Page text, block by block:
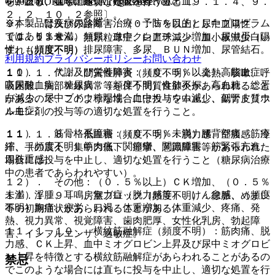
９）． 腎及び尿路障害：（０．５％以上）尿中血陽性、
（０．５％未満）頻尿、血中クレアチニン増加、尿中蛋白陽
性、（頻度不明）排尿障害、多尿、ＢＵＮ増加、尿管結石。
１０）． 代謝及び栄養障害：（０．５％以上）高脂血症、
高尿酸血症、糖尿病、（頻度不明）食欲不振、高血糖、総蛋
白減少、尿中ブドウ糖陽性、血中カリウム減少、低ナトリウ
ム血症。
１１）． 筋骨格系障害：（０．５％未満）腰背部痛、筋痙
縮、（頻度不明）筋肉痛、関節痛、関節腫脹、筋緊張亢進、
四肢重感。
１２）． その他：（０．５％以上）ＣＫ増加、（０．５％
未満）浮腫、耳鳴、無力症（脱力感等）、けん怠感、（頻度
不明）胸痛、疲労、口渇、体重増加、体重減少、疼痛、発
熱、視力異常、視覚障害、歯肉肥厚、女性化乳房、勃起障
害、インフルエンザ、過敏症。
禁忌
２．２、１０．２参照〕。
１１．１．６． 無顆粒球症、白血球減少、血小板減少（い
ずれも頻度不明）。
１１．１．７． 間質性肺炎（頻度不明）：発熱、咳嗽、呼
吸困難、胸部Ｘ線異常等を伴う間質性肺炎があらわれること
があるので、このような場合には投与を中止し、副腎皮質ホ
ルモン剤の投与等の適切な処置を行うこと。
１１．１．８． 低血糖（頻度不明）：脱力感、空腹感、冷
汗、手の震え、集中力低下、痙攣、意識障害等があらわれた
場合には投与を中止し、適切な処置を行うこと（糖尿病治療
中の患者であらわれやすい）。
１１．１．９． 房室ブロック（頻度不明）：徐脈、めまい
等の初期症状があらわれることがある。
１１．１．１０． 横紋筋融解症（頻度不明）：筋肉痛、脱
力感、ＣＫ上昇、血中ミオグロビン上昇及び尿中ミオグロビ
ン上昇を特徴とする横紋筋融解症があらわれることがあるの
でこのような場合には直ちに投与を中止し、適切な処置を行
※本製品は疾病の診断・治療・予防を目的としたプログラム
ではありません。
利用規約プライバシーポリシーお問い合わせ